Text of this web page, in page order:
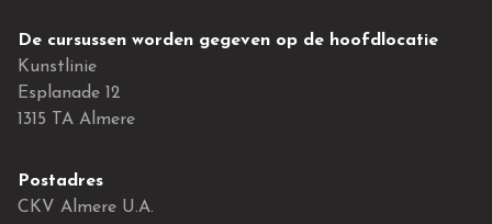
De cursussen worden gegeven op de hoofdlocatie
Kunstlinie
Esplanade 12
1315 TA Almere
Postadres
CKV Almere U.A.